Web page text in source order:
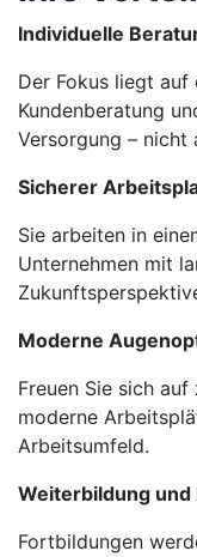
Individuelle
Der Fokus liegt
Kundenberatung
Versorgung – nicht
Sicherer
Sie arbeiten in
Unternehmen mit
Moderne
Freuen Sie sich
moderne
Arbeitsumfeld.
Weiterbildung und
Fortbildungen